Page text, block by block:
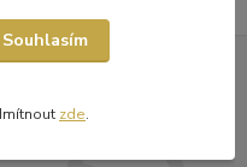
Souhlasím
zde.